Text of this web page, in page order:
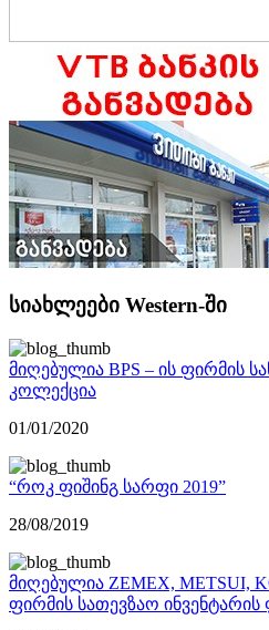
სიახლეები Western-ში
მიღებულია BPS – ის ფირმის
კოლექცია
01/01/2020
“როკ ფიშინგ სარფი 2019”
28/08/2019
მიღებულია ZEMEX, METSUI,
ფირმის სათევზაო